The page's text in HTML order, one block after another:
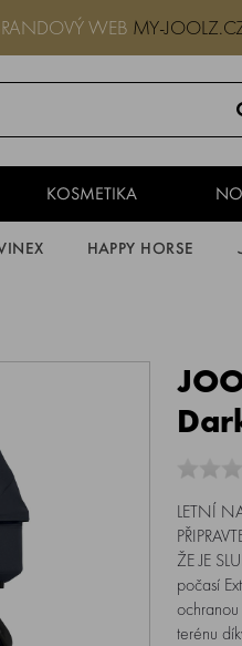
WEB MY-
KOSMETIKA
HAPPY HORSE
LETNÍ
ŽE JE
počasí
terénu